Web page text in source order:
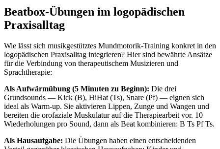
Beatbox-Übungen im logopädischen
Praxisalltag
Wie lässt sich musikgestütztes Mundmotorik-Training konkret in den
logopädischen Praxisalltag integrieren? Hier sind bewährte Ansätze
für die Verbindung von therapeutischem Musizieren und
Sprachtherapie:
Als Aufwärmübung (5 Minuten zu Beginn): Die drei
Grundsounds — Kick (B), HiHat (Ts), Snare (Pf) — eignen sich
ideal als Warm-up. Sie aktivieren Lippen, Zunge und Wangen und
bereiten die orofaziale Muskulatur auf die Therapiearbeit vor. 10
Wiederholungen pro Sound, dann als Beat kombinieren: B Ts Pf Ts.
Als Hausaufgabe: Die Übungen haben einen entscheidenden